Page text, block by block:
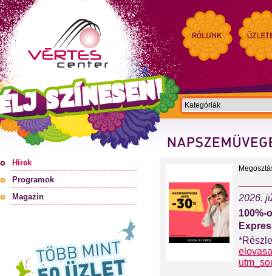
2026.
100%-
Hírek
Programok
Magazin